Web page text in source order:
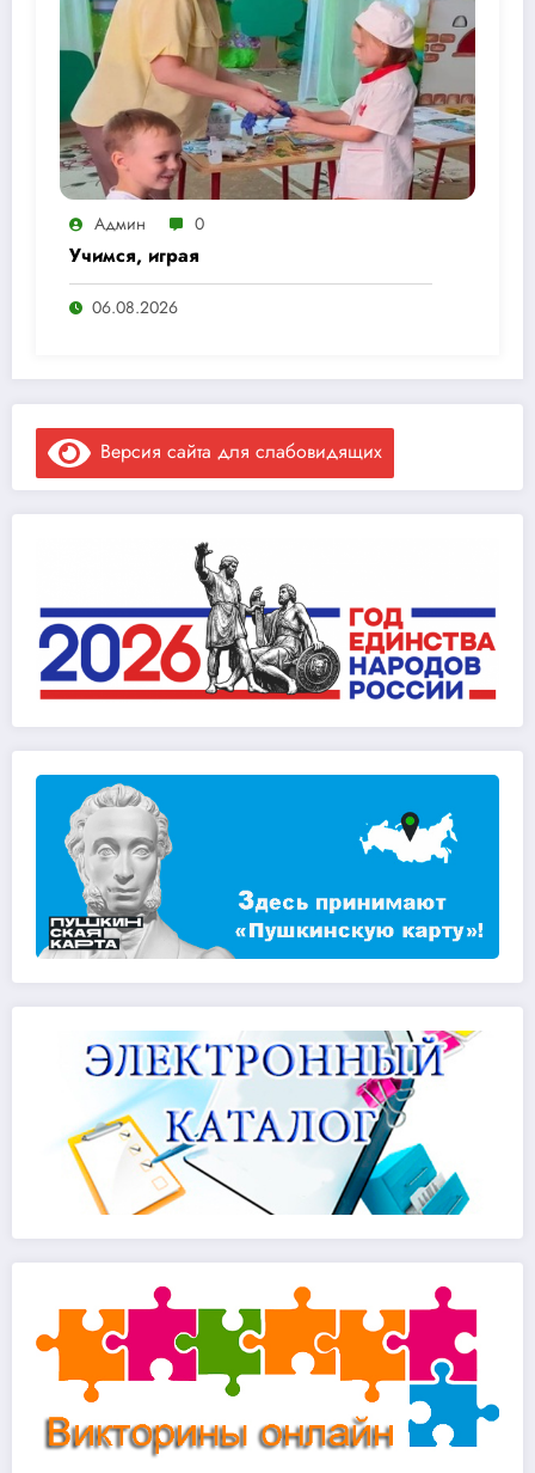
Админ 0
Учимся, играя
06.08.2026
Версия сайта для слабовидящих